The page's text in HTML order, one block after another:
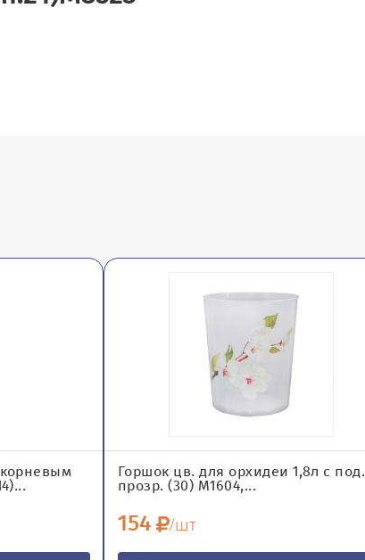
Горшок цв. для орхидеи 1,8л с под.
прозр. (30) М1604,...
154 /шт